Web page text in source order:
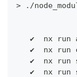
> ./
✔  nx run
✔  nx run
✔  nx run
✔  nx run